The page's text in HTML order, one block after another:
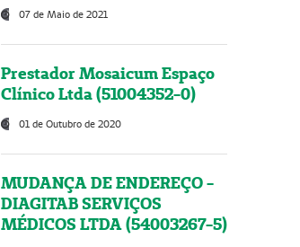
07 de Maio de 2021
Prestador Mosaicum Espaço
Clínico Ltda (51004352-0)
01 de Outubro de 2020
MUDANÇA DE ENDEREÇO -
DIAGITAB SERVIÇOS
MÉDICOS LTDA (54003267-5)